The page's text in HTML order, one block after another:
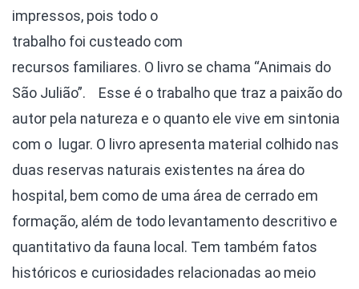
impressos, pois todo o
trabalho foi custeado com
recursos familiares. O livro se chama “Animais do
São Julião”.
Esse é o trabalho que traz a paixão do
autor pela natureza e o quanto ele vive em sintonia
com o lugar. O livro apresenta material colhido nas
duas reservas naturais existentes na área do
hospital, bem como de uma área de cerrado em
formação, além de todo levantamento descritivo e
quantitativo da fauna local. Tem também fatos
históricos e curiosidades relacionadas ao meio